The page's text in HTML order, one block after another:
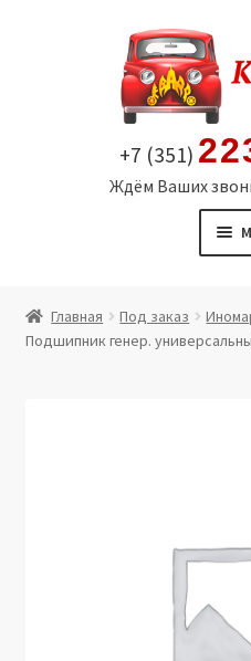
содержимому
+7 (351)
Ждём Ваших
Витрина
Юридические данные
Главная Под заказ
Подшипник генер.